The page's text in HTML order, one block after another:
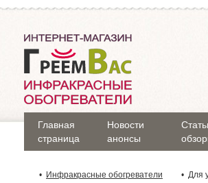
Главная
страница
Новости
анонсы
Инфракрасные обогреватели Для